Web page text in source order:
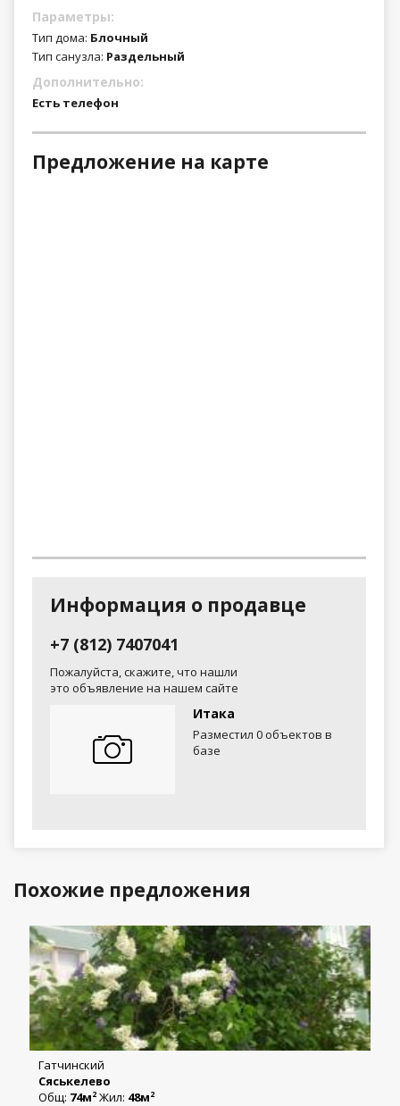
Параметры:
Тип дома: Блочный
Тип санузла: Раздельный
Дополнительно:
Есть телефон
Предложение на карте
Информация о продавце
+7 (812) 7407041
Пожалуйста, скажите, что нашли
это объявление на нашем сайте
Итака
Разместил 0 объектов в
базе
Похожие предложения
Гатчинский
Сяськелево
Общ: 74м2 Жил: 48м2